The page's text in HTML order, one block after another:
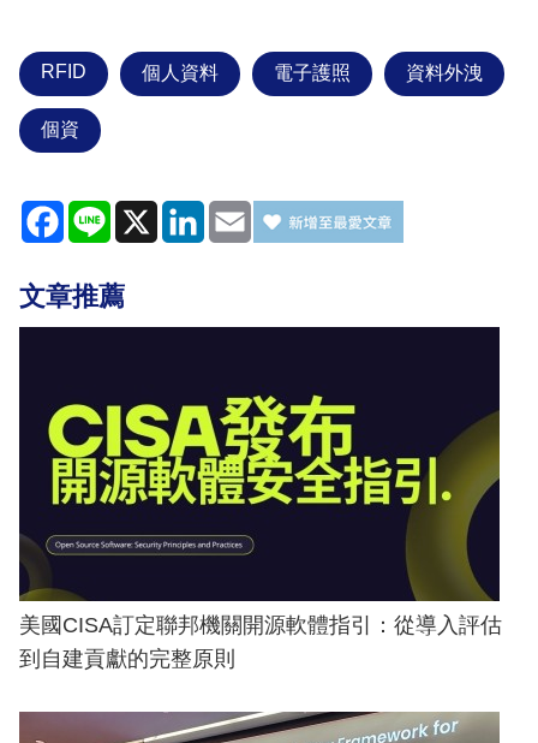
RFID 個人資料 電子護照 資料外洩
個資
Facebook
Line X LinkedIn
Email
文章推薦
美國CISA訂定聯邦機關開源軟體指引：從導入評估
到自建貢獻的完整原則